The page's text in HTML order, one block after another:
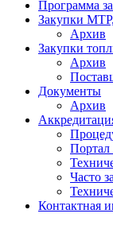
Программа
Закупки
Архив
Закупки
Архив
Документы
Архив
Часто
Контактная